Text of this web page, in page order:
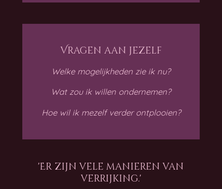
Vragen aan jezelf
Welke mogelijkheden zie ik nu?
Wat zou ik willen ondernemen?
Hoe wil ik mezelf verder ontplooien?
'Er zijn vele manieren van
verrijking.'